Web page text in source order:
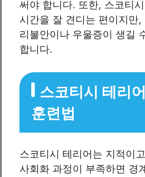
써야 합니다. 또한, 스코티
시간을 잘 견디는 편이지만
리불안이나 우울증이 생길
합니다.
스코티시 테리
훈련법
스코티시 테리어는 지적이
사회화 과정이 부족하면 경